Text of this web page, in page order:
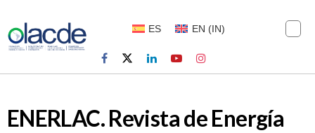
ES EN (IN)
ENERLAC. Revista de Energía